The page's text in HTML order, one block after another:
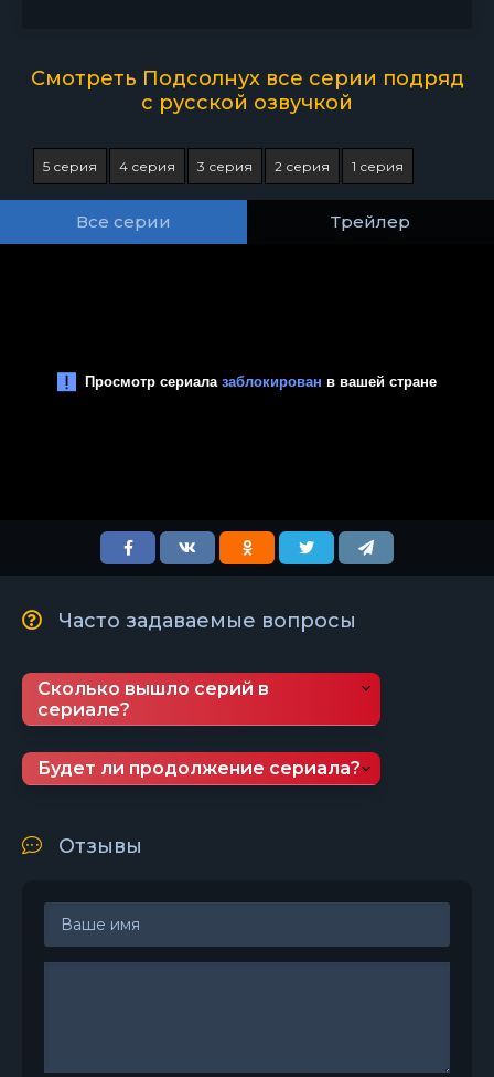
Смотреть Подсолнух все серии подряд
с русской озвучкой
5 серия 4 серия 3 серия 2 серия 1 серия
Все серии Трейлер
Часто задаваемые вопросы
Сколько вышло серий в
сериале?
Будет ли продолжение сериала?
Отзывы